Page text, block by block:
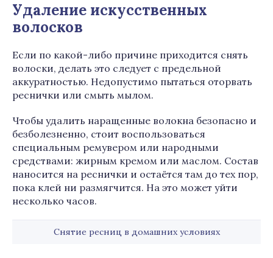
Удаление искусственных
волосков
Если по какой-либо причине приходится снять
волоски, делать это следует с предельной
аккуратностью. Недопустимо пытаться оторвать
реснички или смыть мылом.
Чтобы удалить наращенные волокна безопасно и
безболезненно, стоит воспользоваться
специальным ремувером или народными
средствами: жирным кремом или маслом. Состав
наносится на реснички и остаётся там до тех пор,
пока клей ни размягчится. На это может уйти
несколько часов.
Снятие ресниц в домашних условиях